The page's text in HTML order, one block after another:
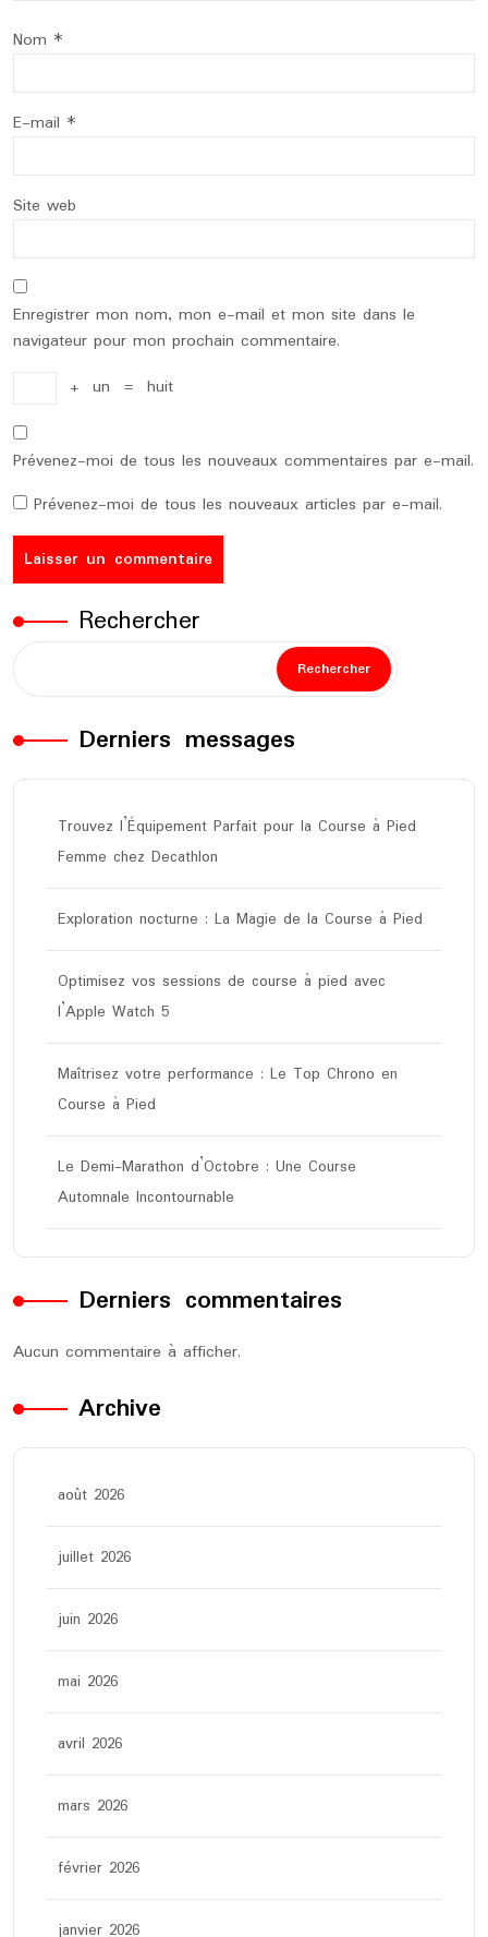
Nom *
E-mail *
Site web
Enregistrer mon nom, mon e-mail et mon site dans le
navigateur pour mon prochain commentaire.
+ un = huit
Prévenez-moi de tous les nouveaux commentaires par e-mail.
Prévenez-moi de tous les nouveaux articles par e-mail.
Rechercher
Rechercher
Derniers messages
Trouvez l’Équipement Parfait pour la Course à Pied
Femme chez Decathlon
Exploration nocturne : La Magie de la Course à Pied
Optimisez vos sessions de course à pied avec
l’Apple Watch 5
Maîtrisez votre performance : Le Top Chrono en
Course à Pied
Le Demi-Marathon d’Octobre : Une Course
Automnale Incontournable
Derniers commentaires
Aucun commentaire à afficher.
Archive
août 2026
juillet 2026
juin 2026
mai 2026
avril 2026
mars 2026
février 2026
janvier 2026